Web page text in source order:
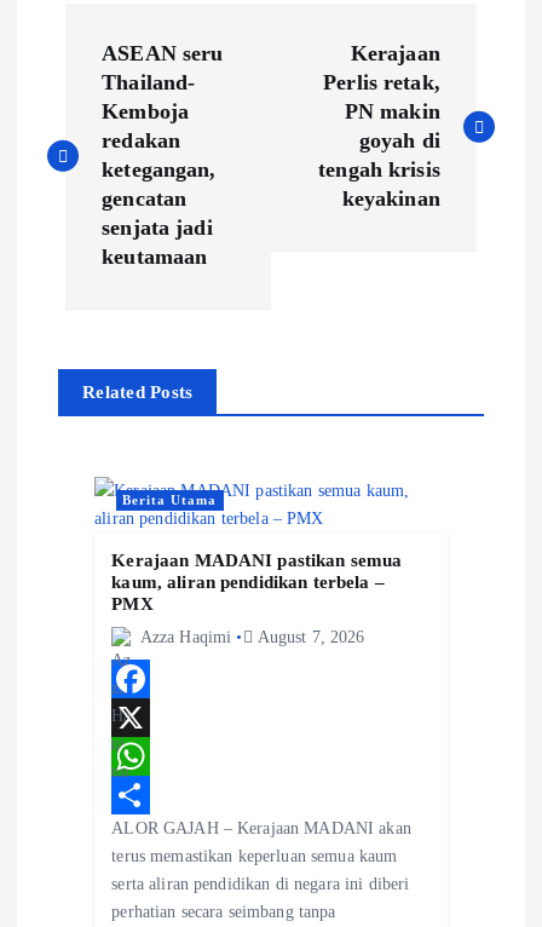
s
v
ASEAN seru
Thailand-
Kemboja
redakan
ketegangan,
gencatan
senjata jadi
keutamaan
Kerajaan
Perlis retak,
PN makin
goyah di
tengah krisis
keyakinan
Related Posts
Berita Utama
Kerajaan MADANI pastikan semua
kaum, aliran pendidikan terbela –
PMX
Azza Haqimi August 7, 2026
F
a
c
e
o
X
W
h
t
S
a
ALOR GAJAH – Kerajaan MADANI akan
terus memastikan keperluan semua kaum
serta aliran pendidikan di negara ini diberi
perhatian secara seimbang tanpa